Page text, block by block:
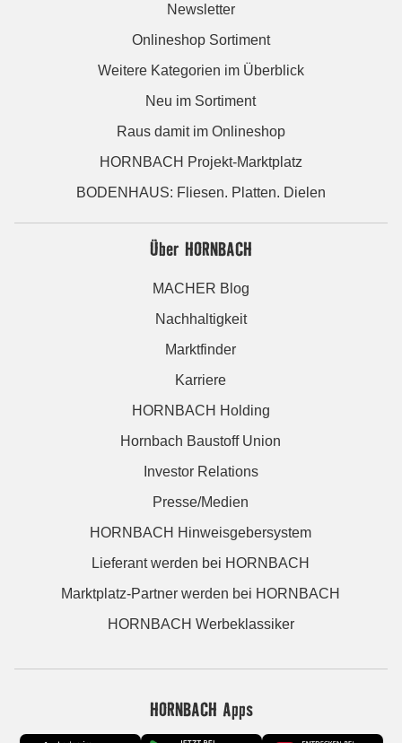
Newsletter
Onlineshop Sortiment
Weitere Kategorien im Überblick
Neu im Sortiment
Raus damit im Onlineshop
HORNBACH Projekt-Marktplatz
BODENHAUS: Fliesen. Platten. Dielen
Über HORNBACH
MACHER Blog
Nachhaltigkeit
Marktfinder
Karriere
HORNBACH Holding
Hornbach Baustoff Union
Investor Relations
Presse/Medien
HORNBACH Hinweisgebersystem
Lieferant werden bei HORNBACH
Marktplatz-Partner werden bei HORNBACH
HORNBACH Werbeklassiker
HORNBACH Apps